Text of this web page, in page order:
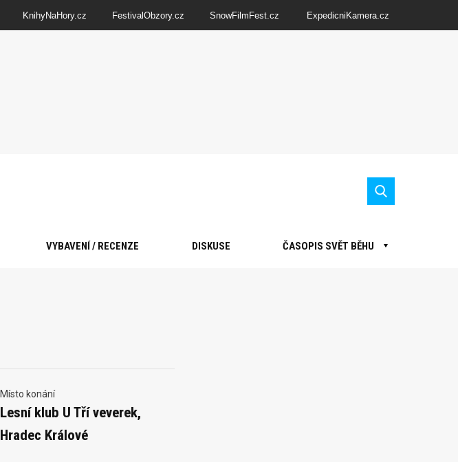
KnihyNaHory.cz FestivalObzory.cz SnowFilmFest.cz ExpedicniKamera.cz
VYBAVENÍ / RECENZE DISKUSE ČASOPIS SVĚT BĚHU
Místo konání
Lesní klub U Tří veverek,
Hradec Králové